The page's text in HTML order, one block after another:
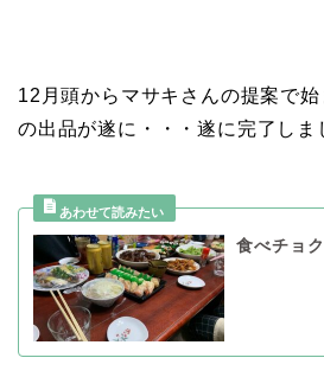
12月頭からマサキさんの提案で
の出品が遂に・・・遂に完了しま
食べチョ